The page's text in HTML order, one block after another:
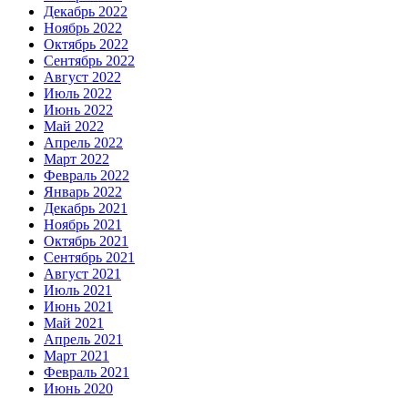
Декабрь 2022
Ноябрь 2022
Октябрь 2022
Сентябрь 2022
Август 2022
Июль 2022
Июнь 2022
Май 2022
Апрель 2022
Март 2022
Февраль 2022
Январь 2022
Декабрь 2021
Ноябрь 2021
Октябрь 2021
Сентябрь 2021
Август 2021
Июль 2021
Июнь 2021
Май 2021
Апрель 2021
Март 2021
Февраль 2021
Июнь 2020